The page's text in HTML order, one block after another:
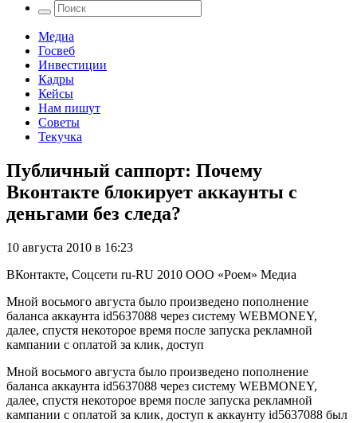
Медиа
Госвеб
Инвестиции
Кадры
Кейсы
Нам пишут
Советы
Текучка
Публичный саппорт: Почему
Вконтакте блокирует аккаунты с
деньгами без следа?
10 августа 2010 в 16:23
ВКонтакте, Соцсети ru-RU 2010 ООО «Роем» Медиа
Мной восьмого августа было произведено пополнение
баланса аккаунта id5637088 через систему WEBMONEY,
далее, спустя некоторое время после запуска рекламной
кампании с оплатой за клик, доступ
Мной восьмого августа было произведено пополнение
баланса аккаунта id5637088 через систему WEBMONEY,
далее, спустя некоторое время после запуска рекламной
кампании с оплатой за клик, доступ к аккаунту id5637088 был